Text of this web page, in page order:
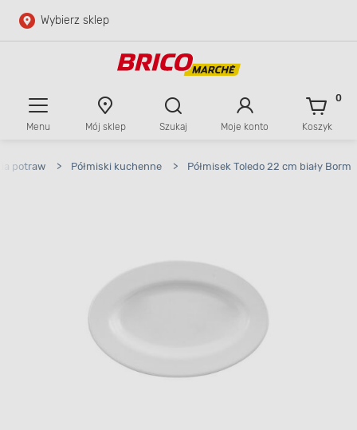
Przejdź do głównej zawartości
Wybierz sklep
Menu Mój sklep Szukaj Moje konto Koszyk
0
potraw > Półmiski kuchenne > Półmisek Toledo 22 cm biały Borm